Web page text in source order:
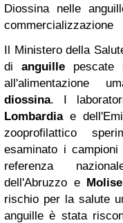
Diossina nelle
commercializzazione
Il Ministero della
dianguille pescate
all'alimentazione
diossina. I
Lombardiae
zooprofilattico
esaminato i
referenza
dell'Abruzzo e Molise
rischio per la salute
anguille è stata